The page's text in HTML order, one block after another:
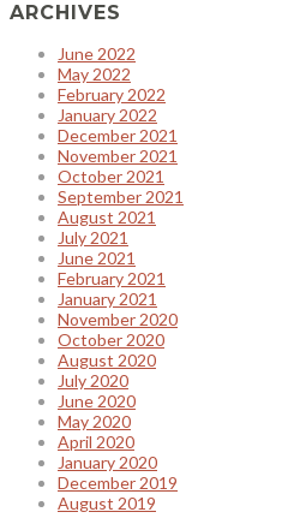
ARCHIVES
June 2022
May 2022
February 2022
January 2022
December 2021
November 2021
October 2021
September 2021
August 2021
July 2021
June 2021
February 2021
January 2021
November 2020
October 2020
August 2020
July 2020
June 2020
May 2020
April 2020
January 2020
December 2019
August 2019